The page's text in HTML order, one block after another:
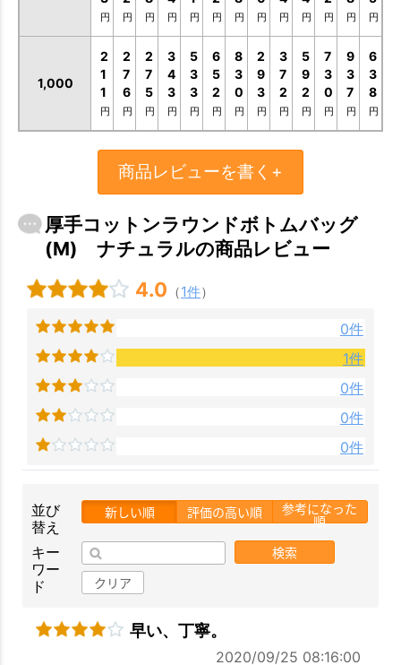
円 円 円 円 円 円 円 円 円 円 円 円 円
1,000
2
1
1
円
2
7
6
円
2
7
5
円
3
4
3
円
5
3
3
円
6
5
2
円
8
3
0
円
2
9
3
円
3
7
2
円
5
9
2
円
7
3
0
円
9
3
7
円
6
3
8
円
商品レビューを書く+
厚手コットンラウンドボトムバッグ
(M) ナチュラルの商品レビュー
4.0 （1件）
0件
1件
0件
0件
0件
並び
替え
新しい順 評価の高い順 参考になった
順
キー
ワー
ド
検索
クリア
早い、丁寧。
2020/09/25 08:16:00